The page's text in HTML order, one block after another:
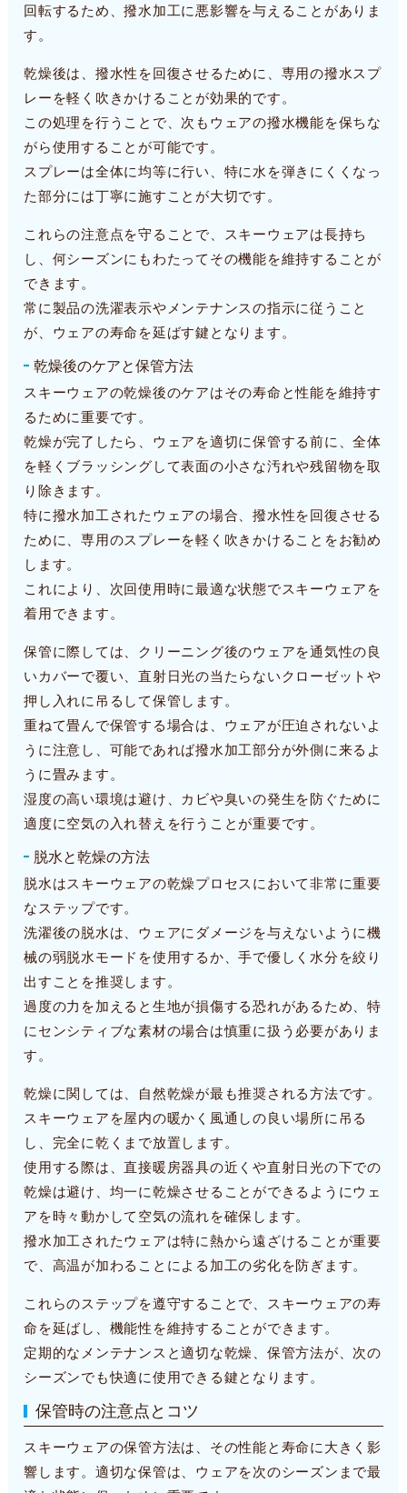
回転するため、撥水加工に悪影響を与えることがありま
す。
乾燥後は、撥水性を回復させるために、専用の撥水スプ
レーを軽く吹きかけることが効果的です。
この処理を行うことで、次もウェアの撥水機能を保ちな
がら使用することが可能です。
スプレーは全体に均等に行い、特に水を弾きにくくなっ
た部分には丁寧に施すことが大切です。
これらの注意点を守ることで、スキーウェアは長持ち
し、何シーズンにもわたってその機能を維持することが
できます。
常に製品の洗濯表示やメンテナンスの指示に従うこと
が、ウェアの寿命を延ばす鍵となります。
乾燥後のケアと保管方法
スキーウェアの乾燥後のケアはその寿命と性能を維持す
るために重要です。
乾燥が完了したら、ウェアを適切に保管する前に、全体
を軽くブラッシングして表面の小さな汚れや残留物を取
り除きます。
特に撥水加工されたウェアの場合、撥水性を回復させる
ために、専用のスプレーを軽く吹きかけることをお勧め
します。
これにより、次回使用時に最適な状態でスキーウェアを
着用できます。
保管に際しては、クリーニング後のウェアを通気性の良
いカバーで覆い、直射日光の当たらないクローゼットや
押し入れに吊るして保管します。
重ねて畳んで保管する場合は、ウェアが圧迫されないよ
うに注意し、可能であれば撥水加工部分が外側に来るよ
うに畳みます。
湿度の高い環境は避け、カビや臭いの発生を防ぐために
適度に空気の入れ替えを行うことが重要です。
脱水と乾燥の方法
脱水はスキーウェアの乾燥プロセスにおいて非常に重要
なステップです。
洗濯後の脱水は、ウェアにダメージを与えないように機
械の弱脱水モードを使用するか、手で優しく水分を絞り
出すことを推奨します。
過度の力を加えると生地が損傷する恐れがあるため、特
にセンシティブな素材の場合は慎重に扱う必要がありま
す。
乾燥に関しては、自然乾燥が最も推奨される方法です。
スキーウェアを屋内の暖かく風通しの良い場所に吊る
し、完全に乾くまで放置します。
使用する際は、直接暖房器具の近くや直射日光の下での
乾燥は避け、均一に乾燥させることができるようにウェ
アを時々動かして空気の流れを確保します。
撥水加工されたウェアは特に熱から遠ざけることが重要
で、高温が加わることによる加工の劣化を防ぎます。
これらのステップを遵守することで、スキーウェアの寿
命を延ばし、機能性を維持することができます。
定期的なメンテナンスと適切な乾燥、保管方法が、次の
シーズンでも快適に使用できる鍵となります。
保管時の注意点とコツ
スキーウェアの保管方法は、その性能と寿命に大きく影
響します。適切な保管は、ウェアを次のシーズンまで最